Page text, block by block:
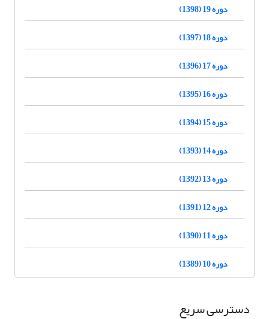
دوره 19 (1398)
دوره 18 (1397)
دوره 17 (1396)
دوره 16 (1395)
دوره 15 (1394)
دوره 14 (1393)
دوره 13 (1392)
دوره 12 (1391)
دوره 11 (1390)
دوره 10 (1389)
دسترسی سریع